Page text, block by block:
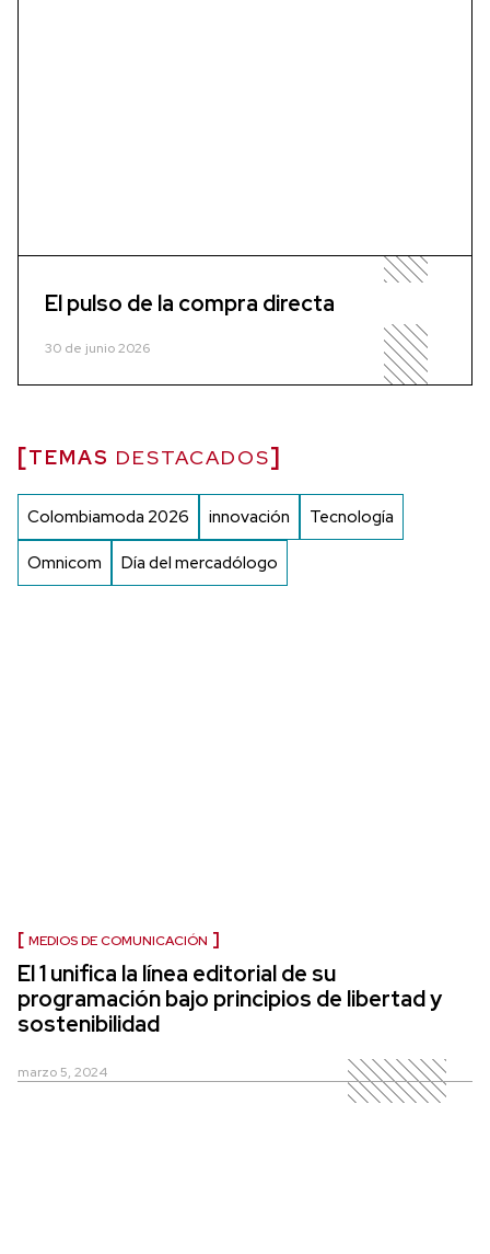
El pulso de la compra directa
30 de junio 2026
TEMAS DESTACADOS
Colombiamoda 2026 innovación Tecnología
Omnicom Día del mercadólogo
MEDIOS DE COMUNICACIÓN
El 1 unifica la línea editorial de su
programación bajo principios de libertad y
sostenibilidad
marzo 5, 2024